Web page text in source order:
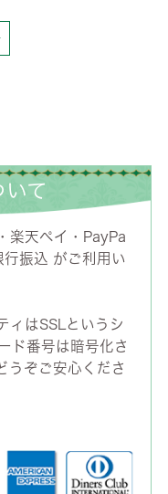
て
楽天ペイ・PayPa
振込 がご利用い
ィはSSLというシ
ド番号は暗号化さ
うぞご安心くださ